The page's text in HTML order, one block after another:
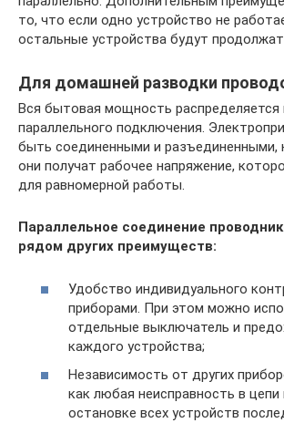
то, что если одно устройство не
остальные устройства будут
Для домашней разводки
Вся бытовая мощность распределяется
параллельного подключения.
быть соединенными и разъединенными,
они получат рабочее напряжение,
для равномерной работы.
Параллельное соединение
рядом других преимуществ:
Удобство индивидуального
приборами. При этом можно
отдельные выключатель и
каждого устройства;
Независимость от других
как любая неисправность в цепи
остановке всех устройств